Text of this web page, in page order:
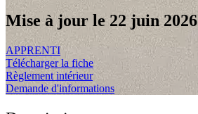
Mise à jour le 22 juin 2026
APPRENTI
Télécharger la fiche
Règlement intérieur
Demande d'informations